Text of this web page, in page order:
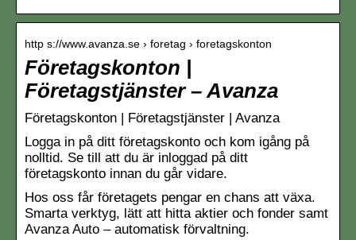
http s://www.avanza.se › foretag › foretagskonton
Företagskonton |
Företagstjänster – Avanza
Företagskonton | Företagstjänster | Avanza
Logga in på ditt företagskonto och kom igång på
nolltid. Se till att du är inloggad på ditt
företagskonto innan du går vidare.
Hos oss får företagets pengar en chans att växa.
Smarta verktyg, lätt att hitta aktier och fonder samt
Avanza Auto – automatisk förvaltning.